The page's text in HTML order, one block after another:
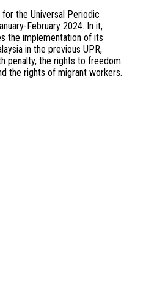
the Universal Periodic
February 2024. In it,
the implementation of its
in the previous UPR,
penalty, the rights to freedom
the rights of migrant workers.